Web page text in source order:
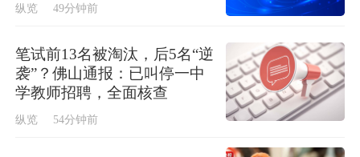
纵览 49分钟前
笔试前13名被淘汰，后5名“逆
袭”？佛山通报：已叫停一中
学教师招聘，全面核查
纵览 54分钟前